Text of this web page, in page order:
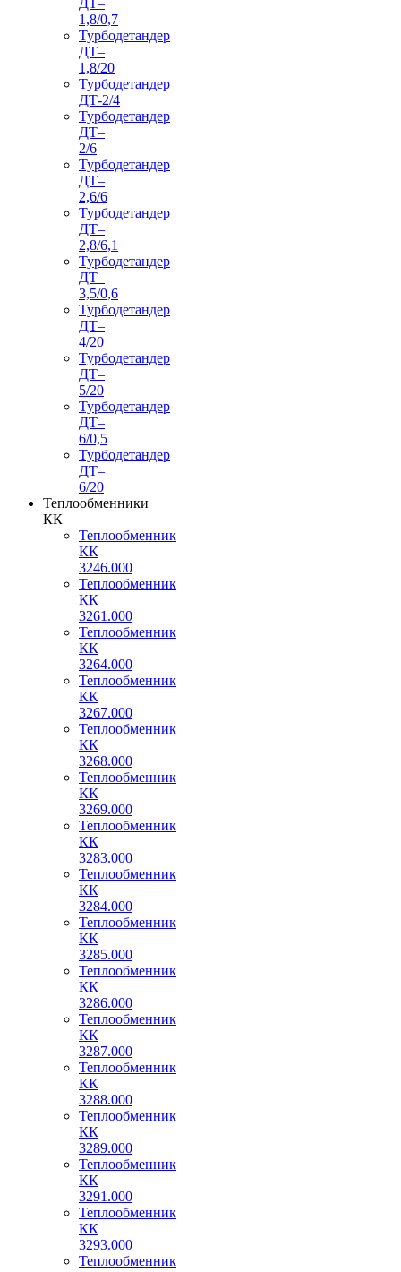
1,8/0,7
Турбодетандер
ДТ–
1,8/20
Турбодетандер
ДТ-2/4
Турбодетандер
ДТ–
2/6
Турбодетандер
ДТ–
2,6/6
Турбодетандер
ДТ–
2,8/6,1
Турбодетандер
ДТ–
3,5/0,6
Турбодетандер
ДТ–
4/20
Турбодетандер
ДТ–
5/20
Турбодетандер
ДТ–
6/0,5
Турбодетандер
ДТ–
6/20
Теплообменники
КК
Теплообменник
КК
3246.000
Теплообменник
КК
3261.000
Теплообменник
КК
3264.000
Теплообменник
КК
3267.000
Теплообменник
КК
3268.000
Теплообменник
КК
3269.000
Теплообменник
КК
3283.000
Теплообменник
КК
3284.000
Теплообменник
КК
3285.000
Теплообменник
КК
3286.000
Теплообменник
КК
3287.000
Теплообменник
КК
3288.000
Теплообменник
КК
3289.000
Теплообменник
КК
3291.000
Теплообменник
КК
3293.000
Теплообменник